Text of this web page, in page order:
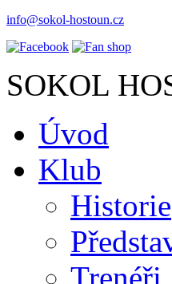
info@sokol-hostoun.cz
SOKOL
Úvod
Klub
Historie